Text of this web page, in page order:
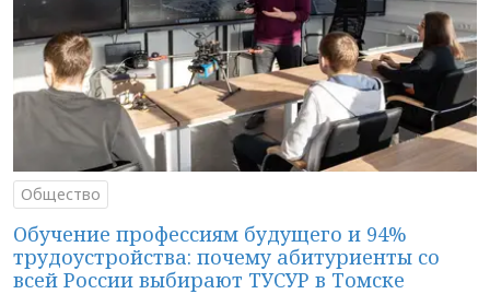
Общество
Обучение профессиям будущего и 94%
трудоустройства: почему абитуриенты со
всей России выбирают ТУСУР в Томске